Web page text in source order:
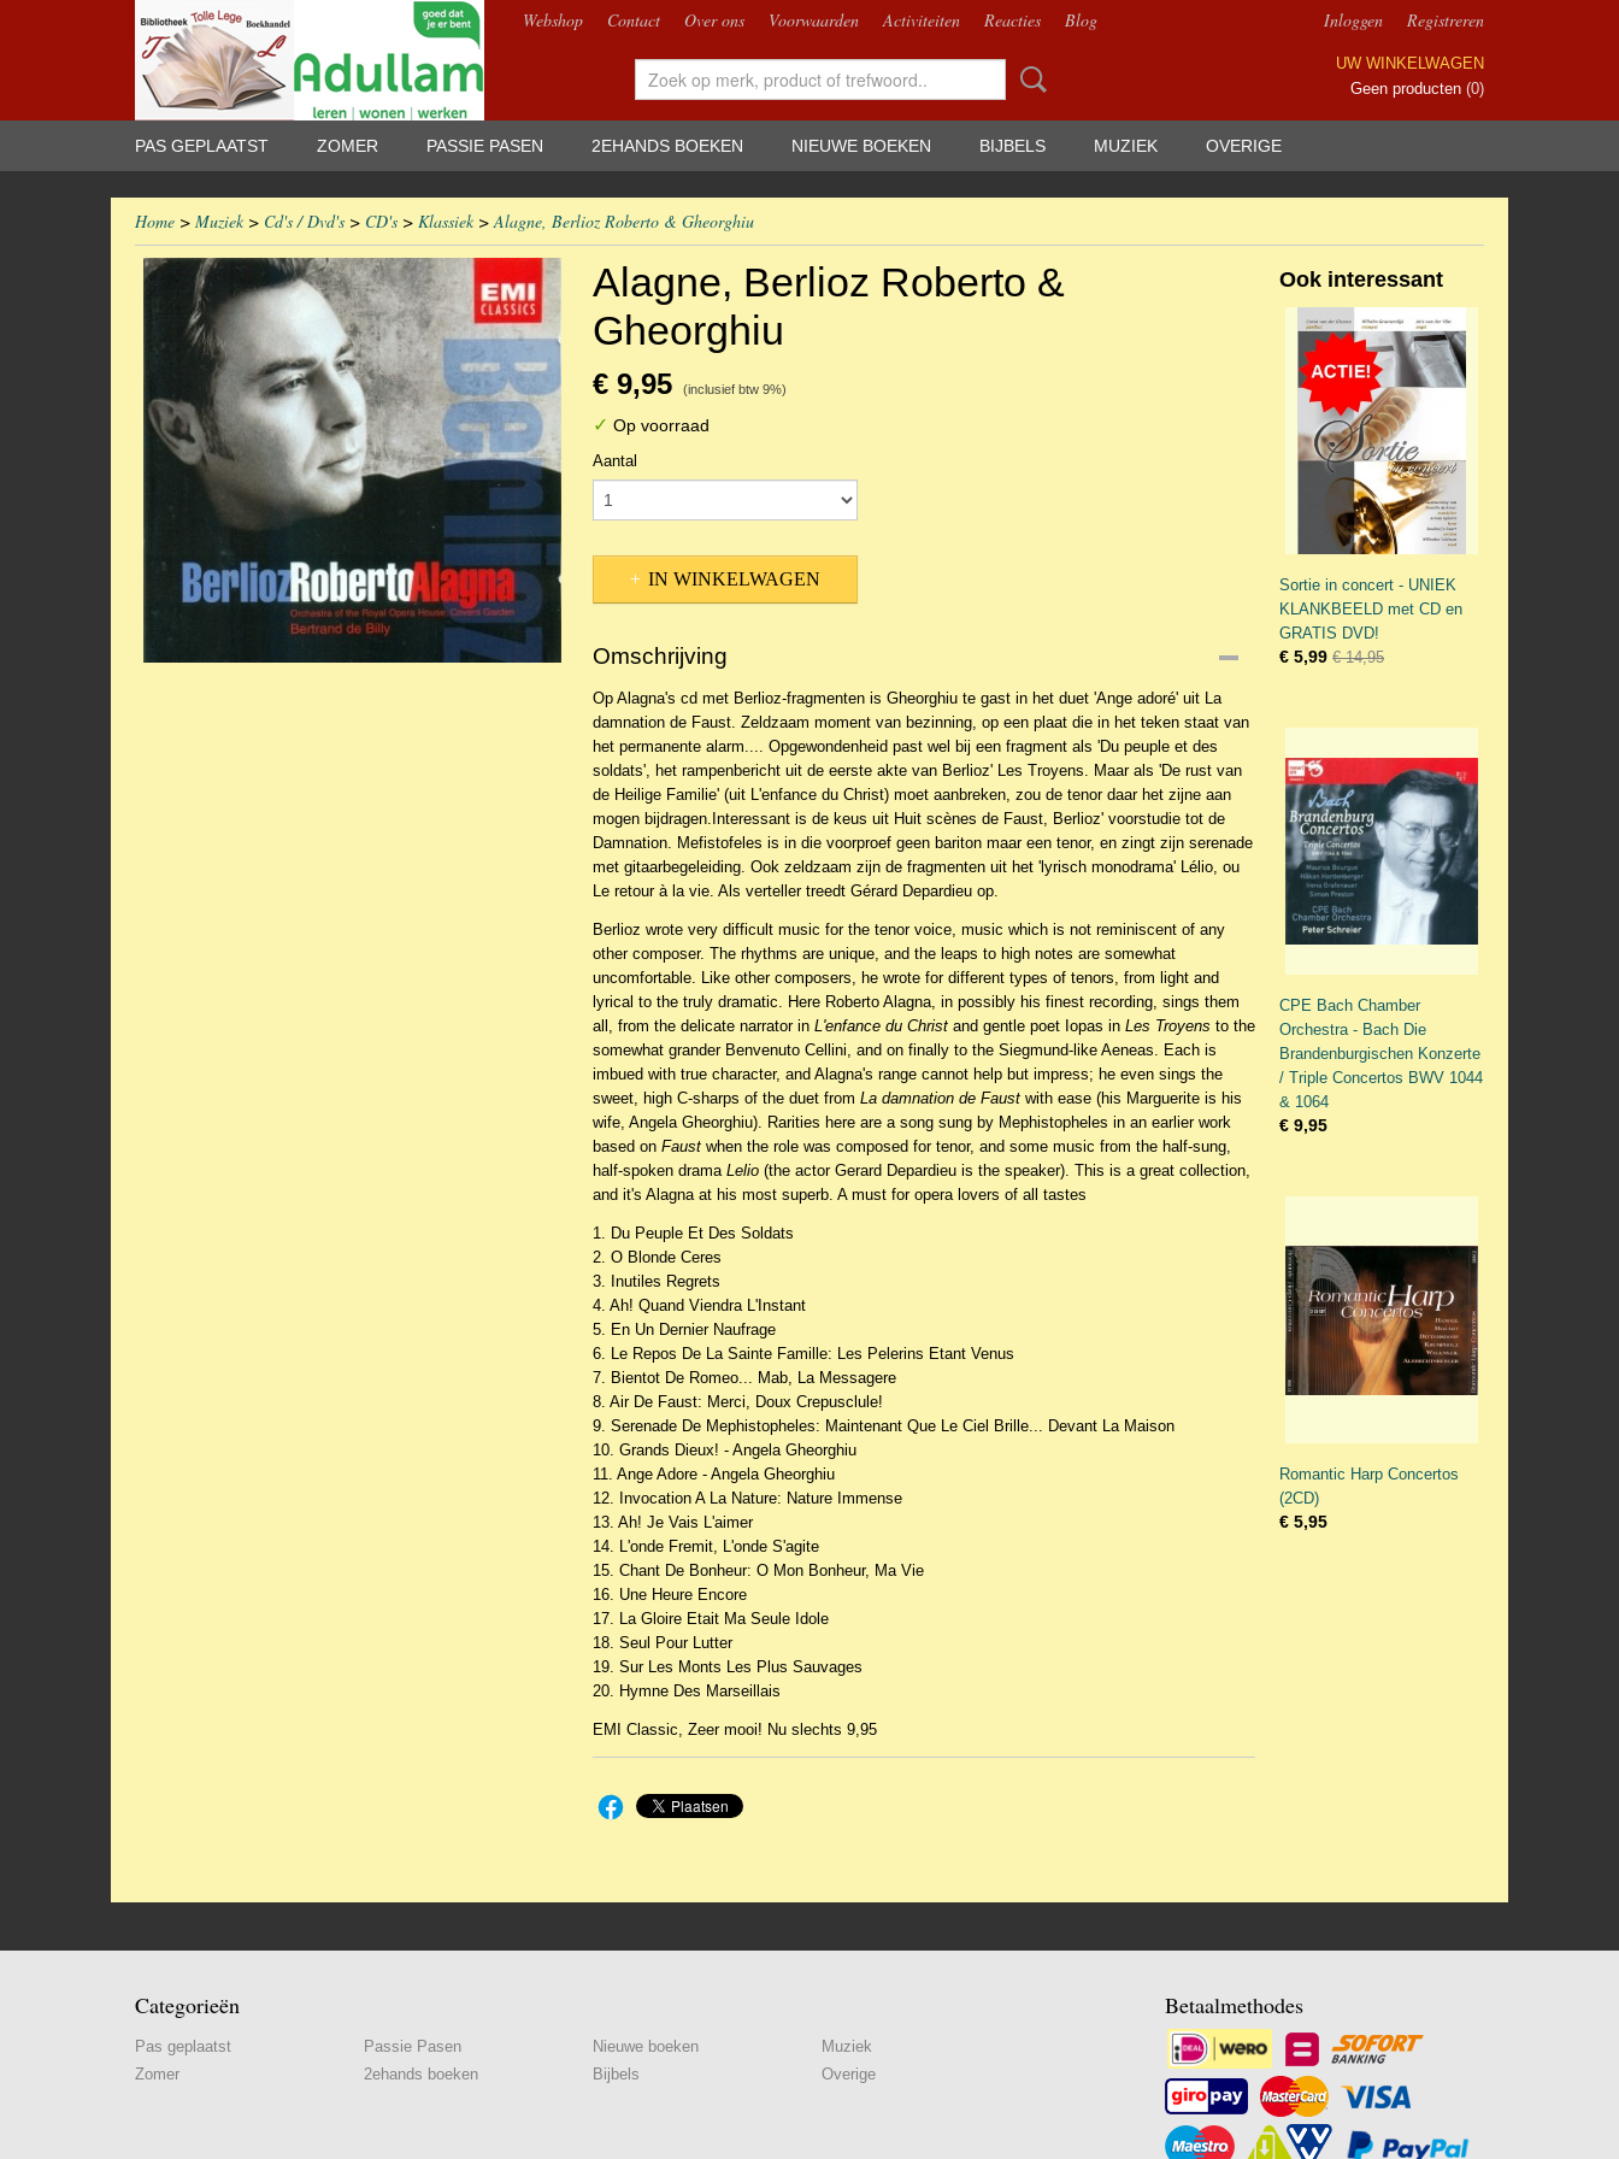
Webshop Contact Over ons Voorwaarden Activiteiten Reacties Blog Inloggen Registreren
UW WINKELWAGEN
Geen producten (0)
PAS GEPLAATST ZOMER PASSIE PASEN 2EHANDS BOEKEN NIEUWE BOEKEN BIJBELS MUZIEK OVERIGE
Home > Muziek> Cd's / Dvd's > CD's > Klassiek>Alagne, Berlioz Roberto & Gheorghiu
Alagne, Berlioz Roberto &
Gheorghiu
€ 9,95 (inclusief btw 9%)
✓ Op voorraad
Aantal
IN WINKELWAGEN
Omschrijving
Op Alagna's cd met Berlioz-fragmenten is Gheorghiu te gast in het duet 'Ange adoré' uit La
damnation de Faust. Zeldzaam moment van bezinning, op een plaat die in het teken staat van
het permanente alarm.... Opgewondenheid past wel bij een fragment als 'Du peuple et des
soldats', het rampenbericht uit de eerste akte van Berlioz' Les Troyens. Maar als 'De rust van
de Heilige Familie' (uit L'enfance du Christ) moet aanbreken, zou de tenor daar het zijne aan
mogen bijdragen.Interessant is de keus uit Huit scènes de Faust, Berlioz' voorstudie tot de
Damnation. Mefistofeles is in die voorproef geen bariton maar een tenor, en zingt zijn serenade
met gitaarbegeleiding. Ook zeldzaam zijn de fragmenten uit het 'lyrisch monodrama' Lélio, ou
Le retour à la vie. Als verteller treedt Gérard Depardieu op.
Berlioz wrote very difficult music for the tenor voice, music which is not reminiscent of any
other composer. The rhythms are unique, and the leaps to high notes are somewhat
uncomfortable. Like other composers, he wrote for different types of tenors, from light and
lyrical to the truly dramatic. Here Roberto Alagna, in possibly his finest recording, sings them
all, from the delicate narrator in L'enfance du Christ and gentle poet Iopas in Les Troyens to the
somewhat grander Benvenuto Cellini, and on finally to the Siegmund-like Aeneas. Each is
imbued with true character, and Alagna's range cannot help but impress; he even sings the
sweet, high C-sharps of the duet from La damnation de Faust with ease (his Marguerite is his
wife, Angela Gheorghiu). Rarities here are a song sung by Mephistopheles in an earlier work
based on Faust when the role was composed for tenor, and some music from the half-sung,
half-spoken drama Lelio (the actor Gerard Depardieu is the speaker). This is a great collection,
and it's Alagna at his most superb. A must for opera lovers of all tastes
1. Du Peuple Et Des Soldats
2. O Blonde Ceres
3. Inutiles Regrets
4. Ah! Quand Viendra L'Instant
5. En Un Dernier Naufrage
6. Le Repos De La Sainte Famille: Les Pelerins Etant Venus
7. Bientot De Romeo... Mab, La Messagere
8. Air De Faust: Merci, Doux Crepusclule!
9. Serenade De Mephistopheles: Maintenant Que Le Ciel Brille... Devant La Maison
10. Grands Dieux! - Angela Gheorghiu
11. Ange Adore - Angela Gheorghiu
12. Invocation A La Nature: Nature Immense
13. Ah! Je Vais L'aimer
14. L'onde Fremit, L'onde S'agite
15. Chant De Bonheur: O Mon Bonheur, Ma Vie
16. Une Heure Encore
17. La Gloire Etait Ma Seule Idole
18. Seul Pour Lutter
19. Sur Les Monts Les Plus Sauvages
20. Hymne Des Marseillais
EMI Classic, Zeer mooi! Nu slechts 9,95
Ook interessant
Sortie in concert - UNIEK
KLANKBEELD met CD en
GRATIS DVD!
€ 5,99 € 14,95
CPE Bach Chamber
Orchestra - Bach Die
Brandenburgischen Konzerte
/ Triple Concertos BWV 1044
& 1064
€ 9,95
Romantic Harp Concertos
(2CD)
€ 5,95
Categorieën
Pas geplaatst
Zomer
Passie Pasen
2ehands boeken
Nieuwe boeken
Bijbels
Muziek
Overige
Betaalmethodes